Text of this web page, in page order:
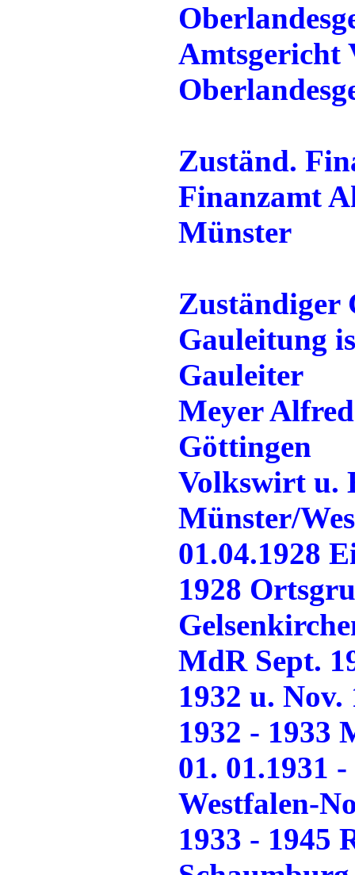
Amtsgericht
Zuständ.
Finanzamt
Münster
Zuständiger
Gauleitung
Gauleiter
Meyer
Göttingen
Volkswirt u.
Münster/
01.04.1928
1928
MdR Sept.
1932 u. Nov.
1932 - 1933
01. 01.1931
Westfalen-
1933 - 1945